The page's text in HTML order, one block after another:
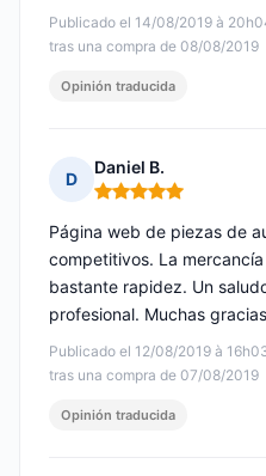
Publicado el 14/08/2019 à
tras una compra de 08/08/2019
Opinión traducida
D
Daniel B.
Nota: 5 de 5
Publicado el 12/08/2019 à
tras una compra de 07/08/2019
Página web de piezas de
competitivos. La
bastante rapidez. Un
profesional. Muchas
Opinión traducida